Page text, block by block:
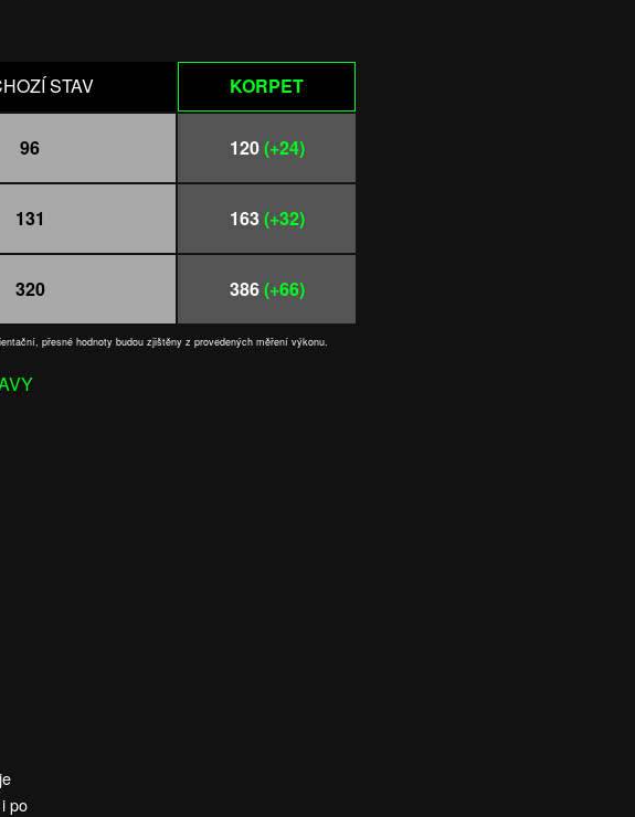
STAV KORPET
96 120(+24)
131 163(+32)
320 386(+66)
přesné hodnoty budou zjištěny z provedených měření výkonu.
po